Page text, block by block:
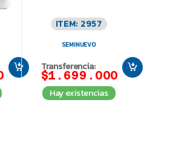
ITEM: 2957
SEMINUEVO
Transferencia:
$1.699.000
Hay existencias